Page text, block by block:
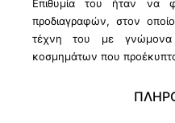
Επιθυμία του ήταν να
προδιαγραφών, στον
τέχνη του με
κοσμημάτων που